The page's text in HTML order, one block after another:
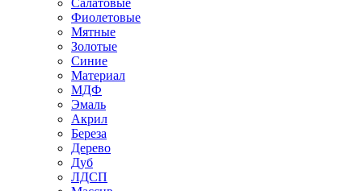
Салатовые
Фиолетовые
Мятные
Золотые
Синие
Материал
МДФ
Эмаль
Акрил
Береза
Дерево
Дуб
ЛДСП